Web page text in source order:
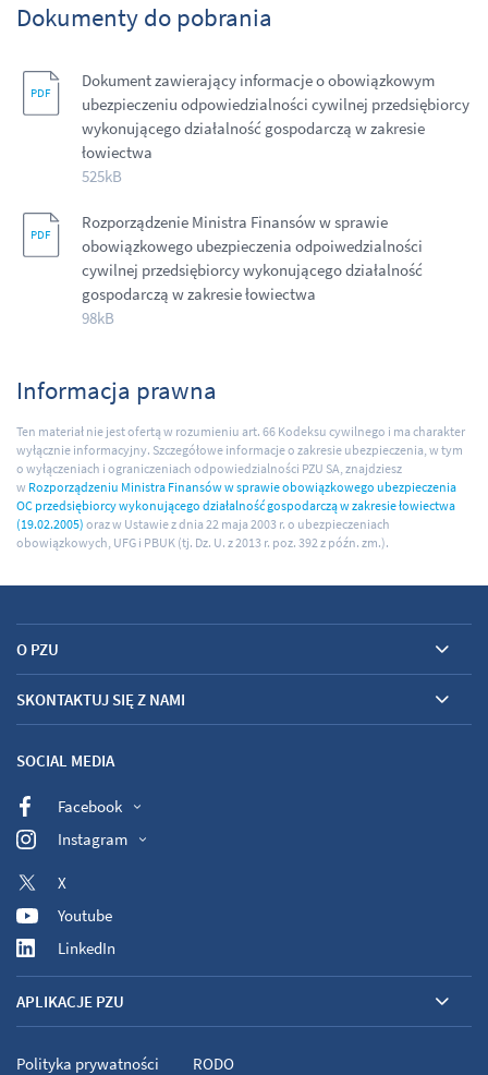
Dokumenty do pobrania
Dokument zawierający informacje o obowiązkowym
ubezpieczeniu odpowiedzialności cywilnej przedsiębiorcy
wykonującego działalność gospodarczą w zakresie
łowiectwa
525kB
Rozporządzenie Ministra Finansów w sprawie
obowiązkowego ubezpieczenia odpoiwedzialności
cywilnej przedsiębiorcy wykonującego działalność
gospodarczą w zakresie łowiectwa
98kB
Informacja prawna
Ten materiał nie jest ofertą w rozumieniu art. 66 Kodeksu cywilnego i ma charakter
wyłącznie informacyjny. Szczegółowe informacje o zakresie ubezpieczenia, w tym
o wyłączeniach i ograniczeniach odpowiedzialności PZU SA, znajdziesz
w Rozporządzeniu Ministra Finansów w sprawie obowiązkowego ubezpieczenia
OC przedsiębiorcy wykonującego działalność gospodarczą w zakresie łowiectwa
(19.02.2005) oraz w Ustawie z dnia 22 maja 2003 r. o ubezpieczeniach
obowiązkowych, UFG i PBUK (tj. Dz. U. z 2013 r. poz. 392 z późn. zm.).
O PZU
SKONTAKTUJ SIĘ Z NAMI
SOCIAL MEDIA
Facebook
Instagram
X
Youtube
LinkedIn
APLIKACJE PZU
Polityka prywatności RODO